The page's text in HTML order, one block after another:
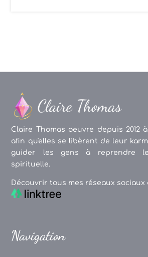
Claire Thomas oeuvre depuis 2012
afin qu'elles se libèrent de leur
guider les gens à reprendre
spirituelle.
Découvrir tous mes réseaux sociaux
Navigation